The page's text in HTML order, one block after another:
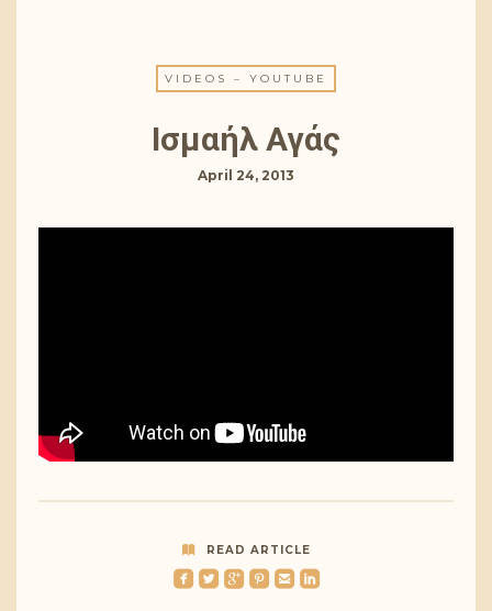
VIDEOS – YOUTUBE
Ισμαήλ Αγάς
April 24, 2013
READ ARTICLE
roundedfacebook roundedtwitterbird roundedgoogleplus roundedpinterest roundedemail roundedlinkedin